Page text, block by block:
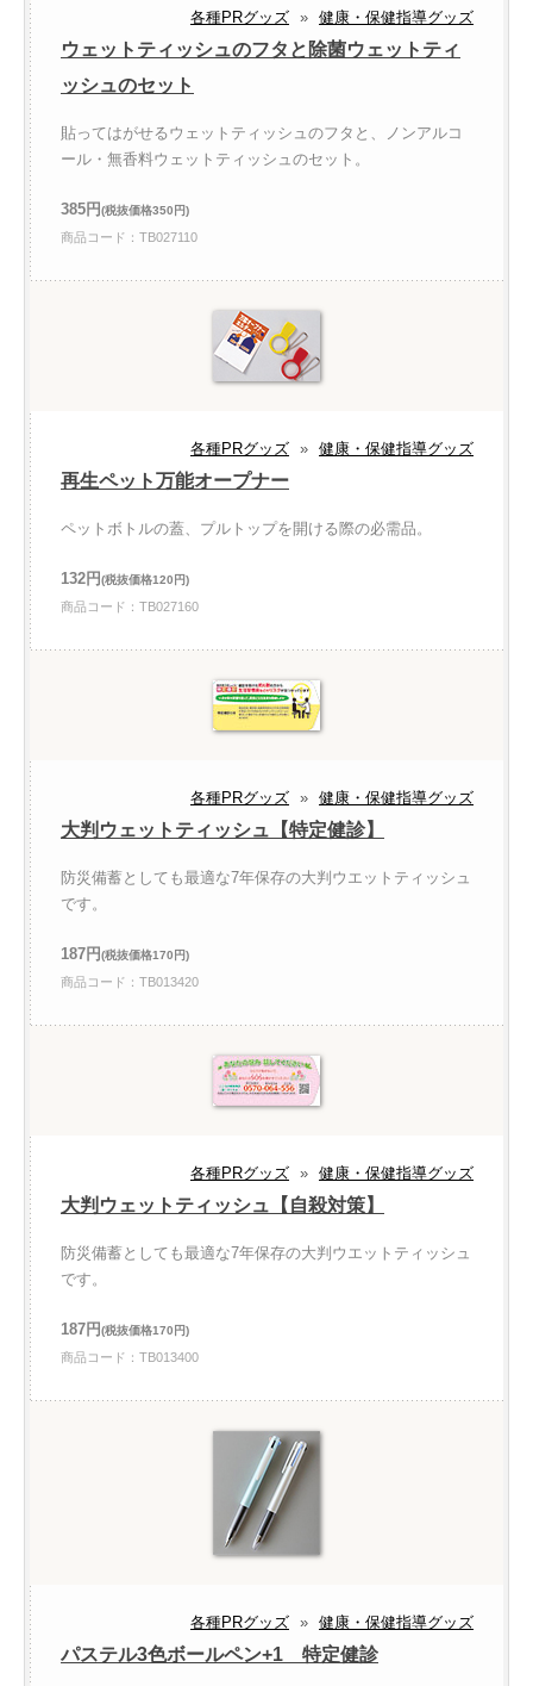
各種PRグッズ » 健康・保健指導グッズ
ウェットティッシュのフタと除菌ウェットティ
ッシュのセット
貼ってはがせるウェットティッシュのフタと、ノンアルコ
ール・無香料ウェットティッシュのセット。
385円(税抜価格350円)
商品コード：TB027110
各種PRグッズ » 健康・保健指導グッズ
再生ペット万能オープナー
ペットボトルの蓋、プルトップを開ける際の必需品。
132円(税抜価格120円)
商品コード：TB027160
各種PRグッズ » 健康・保健指導グッズ
大判ウェットティッシュ【特定健診】
防災備蓄としても最適な7年保存の大判ウエットティッシュ
です。
187円(税抜価格170円)
商品コード：TB013420
各種PRグッズ » 健康・保健指導グッズ
大判ウェットティッシュ【自殺対策】
防災備蓄としても最適な7年保存の大判ウエットティッシュ
です。
187円(税抜価格170円)
商品コード：TB013400
各種PRグッズ » 健康・保健指導グッズ
パステル3色ボールペン+1 特定健診